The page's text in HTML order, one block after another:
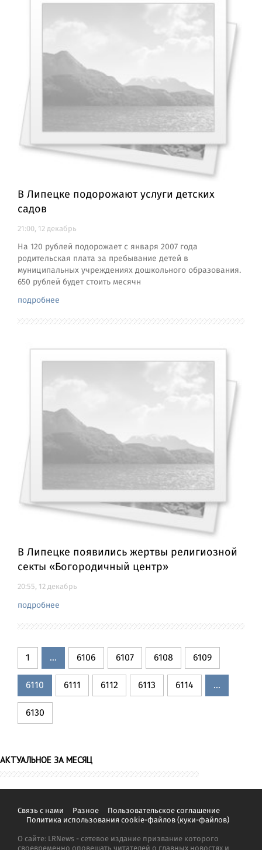
В Липецке подорожают услуги детских
садов
21:00, 12 декабрь
На 120 рублей подорожает с января 2007 года
родительская плата за пребывание детей в
муниципальных учреждениях дошкольного образования.
650 рублей будет стоить месячн
подробнее
В Липецке появились жертвы религиозной
секты «Богородичный центр»
20:55, 12 декабрь
подробнее
1 ... 6106 6107 6108
6109
6110
6111 6112 6113 6114
...
6130
АКТУАЛЬНОЕ ЗА МЕСЯЦ
Связь с нами Разное Пользовательское соглашение
Политика использования cookie-файлов (куки-файлов)
О сайте: LRNews - сетевое издание призвание которого